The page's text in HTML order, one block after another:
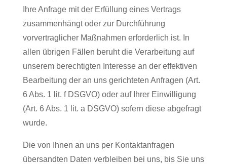
Ihre Anfrage mit der Erfüllung eines Vertrags
zusammenhängt oder zur Durchführung
vorvertraglicher Maßnahmen erforderlich ist. In
allen übrigen Fällen beruht die Verarbeitung auf
unserem berechtigten Interesse an der effektiven
Bearbeitung der an uns gerichteten Anfragen (Art.
6 Abs. 1 lit. f DSGVO) oder auf Ihrer Einwilligung
(Art. 6 Abs. 1 lit. a DSGVO) sofern diese abgefragt
wurde.
Die von Ihnen an uns per Kontaktanfragen
übersandten Daten verbleiben bei uns, bis Sie uns